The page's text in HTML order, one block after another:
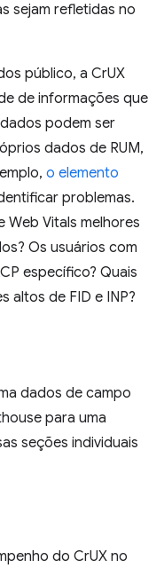
sejam refletidas no
público, a CrUX
de informações que
podem ser
dados de RUM,
o elemento
problemas.
Vitals melhores
Os usuários com
específico? Quais
altos de FID e INP?
dados de campo
para uma
seções individuais
do CrUX no